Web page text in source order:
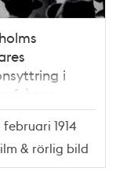
i
februari 1914
& rörlig bild